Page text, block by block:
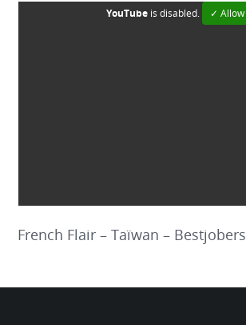
YouTubeis disabled. ✓ Allow
French Flair – Taïwan – Bestjobers